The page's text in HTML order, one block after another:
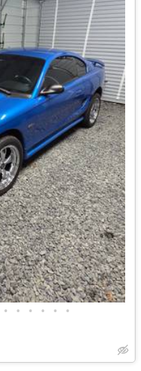
• • • • • •